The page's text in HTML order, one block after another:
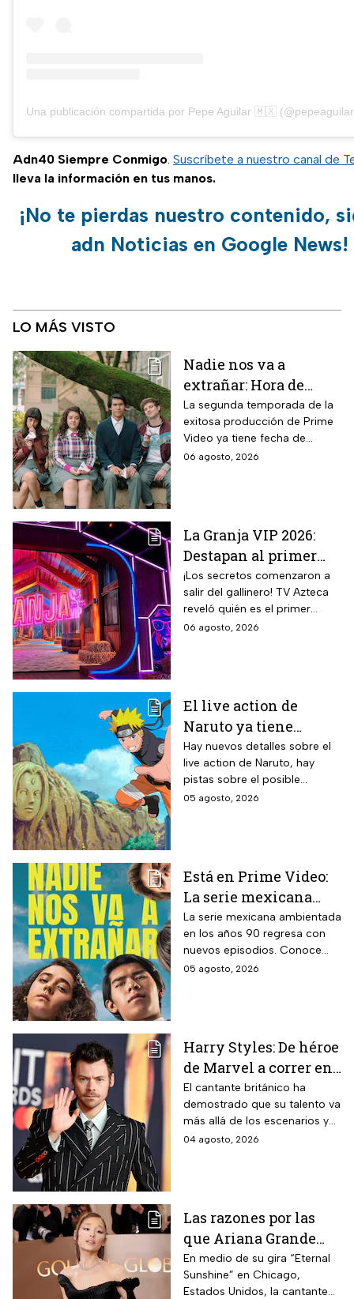
Una publicación compartida por Pepe Aguilar 🇲🇽
Adn40 Siempre Conmigo Suscríbete a nuestro canal de
lleva la información en tus manos.
¡No te pierdas nuestro contenido,
adn Noticias en Google News!
LO MÁS VISTO
Nadie nos va a
extrañar: Hora de
estreno de la
Temporada 2 y reparto
completo
La segunda temporada de la
exitosa producción de Prime
Video ya tiene fecha de
estreno. Conoce el horario en
06 agosto, 2026
La Granja VIP 2026:
Destapan al primer
participante del
reality más viral de la
televisión mexicana
¡Los secretos comenzaron a
salir del gallinero! TV Azteca
reveló quién es el primer
granjero confirmado para la
06 agosto, 2026
El live action de
Naruto ya tiene
director y así avanza
el casting de la
película
Hay nuevos detalles sobre el
live action de Naruto, hay
pistas sobre el posible
enfoque de la historia y
05 agosto, 2026
Está en Prime Video:
La serie mexicana
noventera de la que
todos están hablando
y que se ve en un fin
de semana
La serie mexicana ambientada
en los años 90 regresa con
nuevos episodios. Conoce
cuándo se estrena, qué
05 agosto, 2026
Harry Styles: De héroe
de Marvel a correr en
Chapultepec; las
apariciones del
cantante en el cine
El cantante británico ha
demostrado que su talento va
más allá de los escenarios y
ha llegado a la pantalla
04 agosto, 2026
Las razones por las
que Ariana Grande
hará una pausa en su
carrera
En medio de su gira “Eternal
Sunshine” en Chicago,
Estados Unidos, la cantante